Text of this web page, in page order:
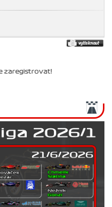
zaregistrovat!